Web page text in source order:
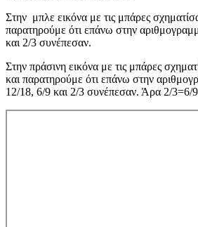
Στην μπλε εικόνα με τις μπάρες
παρατηρούμε ότι επάνω στην
και 2/3 συνέπεσαν.
Στην πράσινη εικόνα με τις μπάρες
και παρατηρούμε ότι επάνω στην
12/18, 6/9 και 2/3 συνέπεσαν. Άρα 2/3=6/